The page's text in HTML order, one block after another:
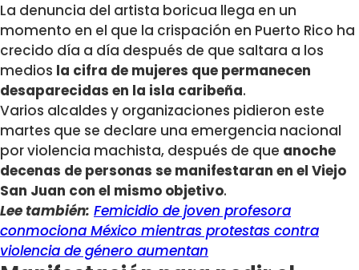
La denuncia del artista boricua llega en un
momento en el que la crispación en Puerto Rico ha
crecido día a día después de que saltara a los
medios la cifra de mujeres que permanecen
desaparecidas en la isla caribeña.
Varios alcaldes y organizaciones pidieron este
martes que se declare una emergencia nacional
por violencia machista, después de que anoche
decenas de personas se manifestaran en el Viejo
San Juan con el mismo objetivo.
Lee también: Femicidio de joven profesora
conmociona México mientras protestas contra
violencia de género aumentan